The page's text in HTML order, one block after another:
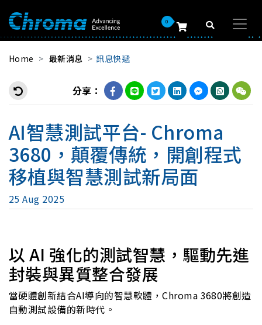
0
Home 最新消息 訊息快遞
分享：
AI智慧測試平台- Chroma
3680，顛覆傳統，開創程式
移植與智慧測試新局面
25 Aug 2025
以 AI 強化的測試智慧，驅動先進
封裝與異質整合發展
當硬體創新結合AI導向的智慧軟體，Chroma 3680將創造
自動測試設備的新時代。